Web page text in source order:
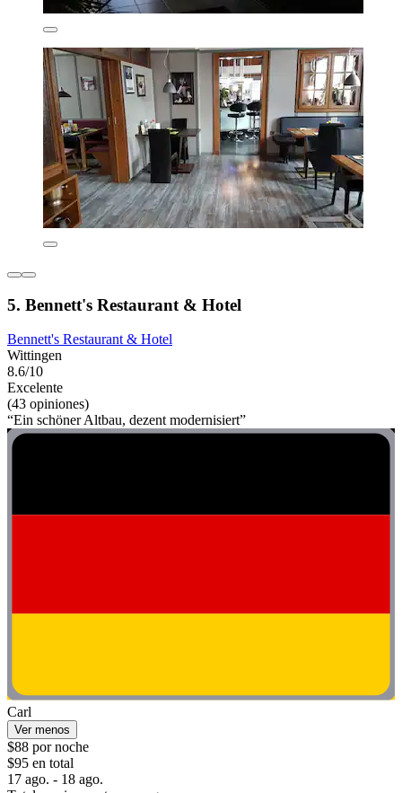
5. Bennett's Restaurant & Hotel
Bennett's Restaurant & Hotel
Wittingen
8.6/10
Excelente
(43 opiniones)
“Ein schöner Altbau, dezent modernisiert”
Carl
Ver menos
$88 por noche
$95 en total
17 ago. - 18 ago.